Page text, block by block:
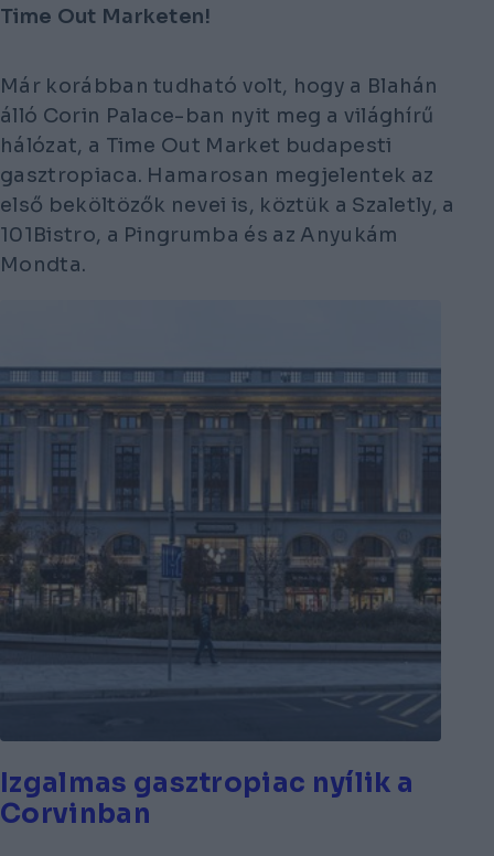
Time Out Marketen!
Már korábban tudható volt, hogy a Blahán
álló Corin Palace-ban nyit meg a világhírű
hálózat, a Time Out Market budapesti
gasztropiaca. Hamarosan megjelentek az
első beköltözők nevei is, köztük a Szaletly, a
101Bistro, a Pingrumba és az Anyukám
Mondta.
Izgalmas gasztropiac nyílik a
Corvinban